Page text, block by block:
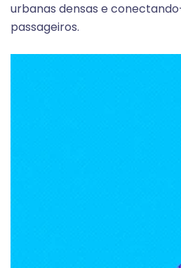
urbanas densas e
passageiros.